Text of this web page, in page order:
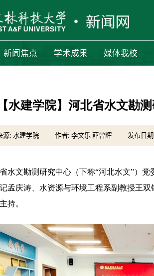
新闻焦点 学术成果 媒体我校
【水建学院】河北省水文勘
源: 水建学院 作者: 李文乐 薛曾辉 发布日
水文勘测研究中心（下称“河北水文”）党
孟庆涛、水资源与环境工程系副教授王
持。